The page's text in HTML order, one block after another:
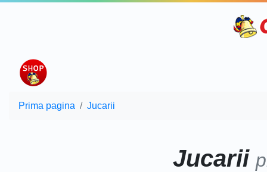
Prima pagina Jucarii
Jucarii